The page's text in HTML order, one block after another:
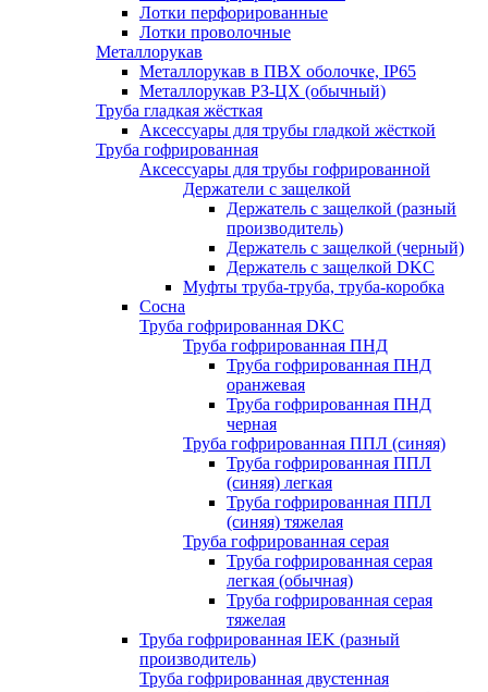
Лотки перфорированные
Лотки проволочные
Металлорукав
Металлорукав в ПВХ оболочке, IP65
Металлорукав РЗ-ЦХ (обычный)
Труба гладкая жёсткая
Аксессуары для трубы гладкой жёсткой
Труба гофрированная
Аксессуары для трубы гофрированной
Держатели с защелкой
Держатель с защелкой (разный
производитель)
Держатель с защелкой (черный)
Держатель с защелкой DKC
Муфты труба-труба, труба-коробка
Сосна
Труба гофрированная DKC
Труба гофрированная ПНД
Труба гофрированная ПНД
оранжевая
Труба гофрированная ПНД
черная
Труба гофрированная ППЛ (синяя)
Труба гофрированная ППЛ
(синяя) легкая
Труба гофрированная ППЛ
(синяя) тяжелая
Труба гофрированная серая
Труба гофрированная серая
легкая (обычная)
Труба гофрированная серая
тяжелая
Труба гофрированная IEK (разный
производитель)
Труба гофрированная двустенная